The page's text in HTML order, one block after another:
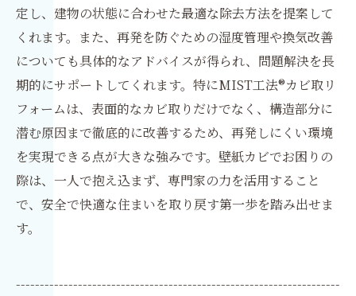
定し、建物の状態に合わせた最適な除去方法を提案して
くれます。また、再発を防ぐための湿度管理や換気改善
についても具体的なアドバイスが得られ、問題解決を長
期的にサポートしてくれます。特にMIST工法®カビ取リ
フォームは、表面的なカビ取りだけでなく、構造部分に
潜む原因まで徹底的に改善するため、再発しにくい環境
を実現できる点が大きな強みです。壁紙カビでお困りの
際は、一人で抱え込まず、専門家の力を活用すること
で、安全で快適な住まいを取り戻す第一歩を踏み出せま
す。
--------------------------------------------------------------------